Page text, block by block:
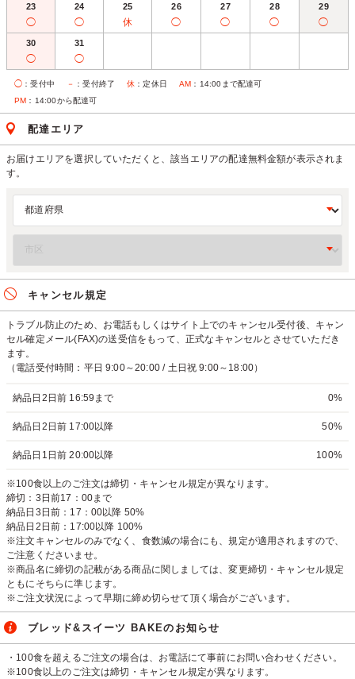
23
◯
24
◯
25
休
26
◯
27
◯
28
◯
29
◯
30
◯
31
◯
◯ ：受付中 － ：受付終了 休 ：定休日 AM ：14:00まで配達可
PM ：14:00から配達可
配達エリア
お届けエリアを選択していただくと、該当エリアの配達無料金額が表示されま
す。
キャンセル規定
トラブル防止のため、お電話もしくはサイト上でのキャンセル受付後、キャン
セル確定メール(FAX)の送受信をもって、正式なキャンセルとさせていただき
ます。
（電話受付時間：平日 9:00～20:00 / 土日祝 9:00～18:00）
納品日2日前 16:59まで 0%
納品日2日前 17:00以降 50%
納品日1日前 20:00以降 100%
※100食以上のご注文は締切・キャンセル規定が異なります。
締切：3日前17：00まで
納品日3日前：17：00以降 50%
納品日2日前：17:00以降 100%
※注文キャンセルのみでなく、食数減の場合にも、規定が適用されますので、
ご注意くださいませ。
※商品名に締切の記載がある商品に関しましては、変更締切・キャンセル規定
ともにそちらに準じます。
※ご注文状況によって早期に締め切らせて頂く場合がございます。
ブレッド&スイーツ BAKEのお知らせ
・100食を超えるご注文の場合は、お電話にて事前にお問い合わせください。
※100食以上のご注文は締切・キャンセル規定が異なります。